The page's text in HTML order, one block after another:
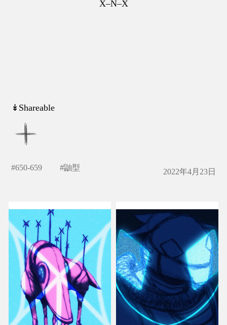
X–N–X
↡Shareable
#650-659 #鼬型 2022年4月23日